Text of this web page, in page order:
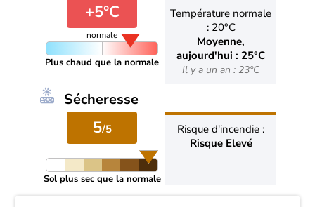
+5°C
normale
Plus chaud que la normale
Température normale
: 20°C
Moyenne,
aujourd'hui : 25°C
Il y a un an : 23°C
Sécheresse
5/5
Sol plus sec que la normale
Risque d'incendie :
Risque Elevé